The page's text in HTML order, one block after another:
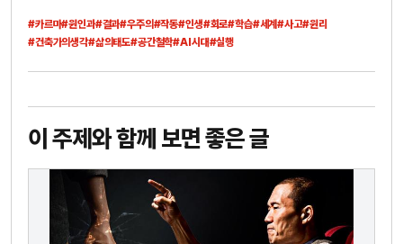
#카르마#원인과#결과#우주의#작동#인생#회로#학습#세계#사고#원리
#건축가의생각#삶의태도#공간철학#AI시대#실행
이 주제와 함께 보면 좋은 글